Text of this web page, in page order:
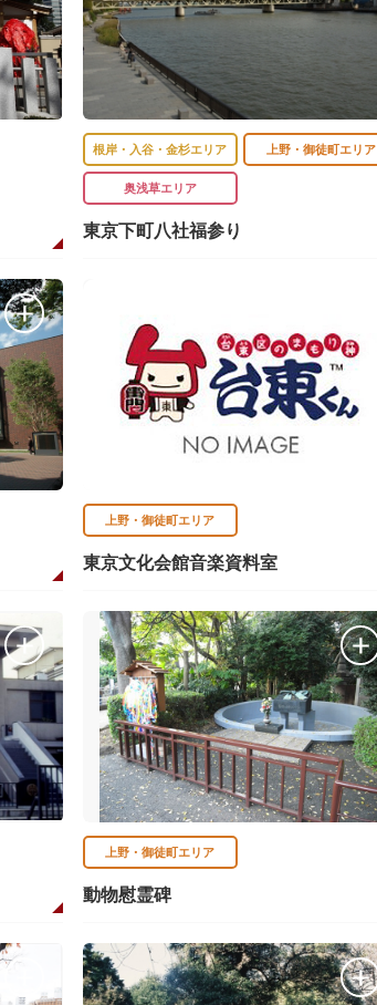
根岸・入谷・金杉エリア 上野・御徒町エリア
奥浅草エリア
東京下町八社福参り
上野・御徒町エリア
東京文化会館音楽資料室
上野・御徒町エリア
動物慰霊碑